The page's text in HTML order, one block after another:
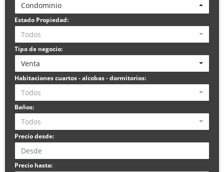
Condominio
Estado Propiedad:
Todos
Tipo de negocio:
Venta
Habitaciones cuartos - alcobas - dormitorios:
Todos
Baños:
Todos
Precio desde:
Precio hasta: